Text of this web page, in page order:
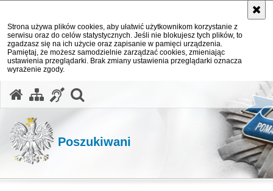
Strona używa plików cookies, aby ułatwić użytkownikom korzystanie z
serwisu oraz do celów statystycznych. Jeśli nie blokujesz tych plików, to
zgadzasz się na ich użycie oraz zapisanie w pamięci urządzenia.
Pamiętaj, że możesz samodzielnie zarządzać cookies, zmieniając
ustawienia przeglądarki. Brak zmiany ustawienia przeglądarki oznacza
wyrażenie zgody.
Poszukiwani